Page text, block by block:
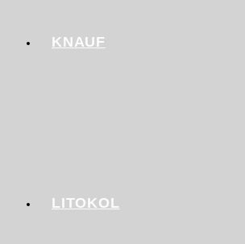
KNAUF
LITOKOL